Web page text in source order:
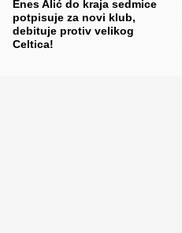
Enes Alić do kraja sedmice
potpisuje za novi klub,
debituje protiv velikog
Celtica!